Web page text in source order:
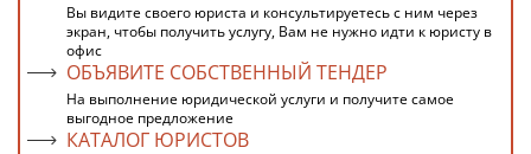
Вы видите своего юриста и консультируетесь с ним через
экран, чтобы получить услугу, Вам не нужно идти к юристу в
офис
ОБЪЯВИТЕ СОБСТВЕННЫЙ ТЕНДЕР
На выполнение юридической услуги и получите самое
выгодное предложение
КАТАЛОГ ЮРИСТОВ